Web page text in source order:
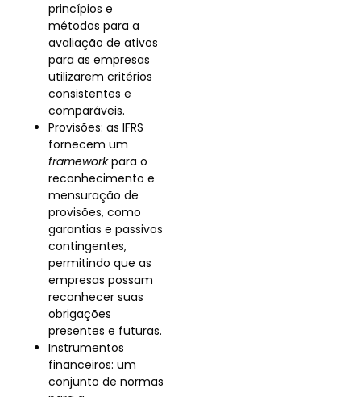
princípios e
métodos para a
avaliação de ativos
para as empresas
utilizarem critérios
consistentes e
comparáveis.
Provisões: as IFRS
fornecem um
frameworkpara o
reconhecimento e
mensuração de
provisões, como
garantias e passivos
contingentes,
permitindo que as
empresas possam
reconhecer suas
obrigações
presentes e futuras.
Instrumentos
financeiros: um
conjunto de normas